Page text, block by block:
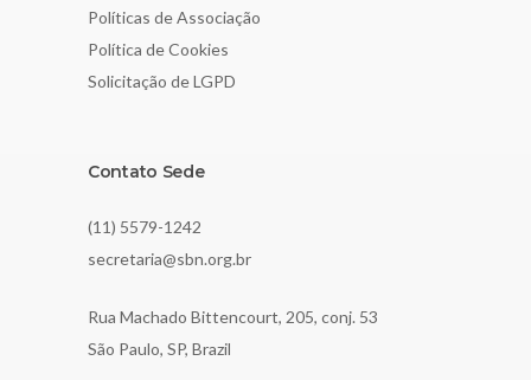
Políticas de Associação
Política de Cookies
Solicitação de LGPD
Contato Sede
(11) 5579-1242
secretaria@sbn.org.br
Rua Machado Bittencourt, 205, conj. 53
São Paulo, SP, Brazil